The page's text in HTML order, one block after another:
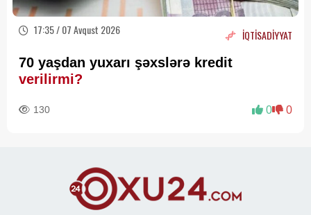
17:35 / 07 Avqust 2026 İQTİSADİYYAT
70 yaşdan yuxarı şəxslərə kredit
verilirmi?
130 0 0